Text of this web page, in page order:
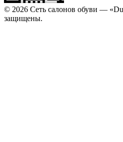
© 2026 Сеть салонов обуви —
защищены.